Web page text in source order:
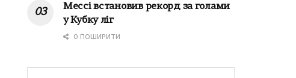
Мессі встановив рекорд за голами
у Кубку ліг
0 ПОШИРИТИ